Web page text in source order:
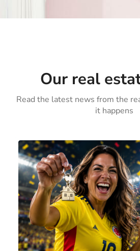
Our real
Read the latest news from the
it happens